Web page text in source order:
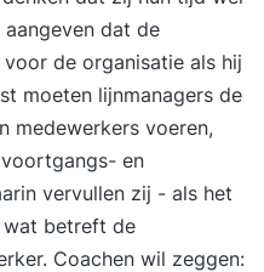
& vitaliteit of
1 Voor veel
belangrijk en
daarom met een
we uw rol bij
personeelsreglement.
vaak lang niet alles.
dat de
de organisatie als hij
moeten lijnmanagers de
medewerkers voeren,
en
vervullen zij - als het
wat betreft de
Coachen wil zeggen: